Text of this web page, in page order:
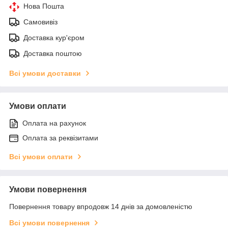
Нова Пошта
Самовивіз
Доставка кур'єром
Доставка поштою
Всі умови доставки
Умови оплати
Оплата на рахунок
Оплата за реквізитами
Всі умови оплати
Умови повернення
Повернення товару впродовж 14 днів за домовленістю
Всі умови повернення